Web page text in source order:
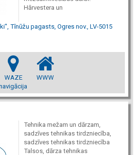
Hārvestera un
Tīnūžu pagasts, Ogres nov., LV-5015
WAZE
WWW
Tehnika mežam un dārzam,
sadzīves tehnikas tirdzniecība,
sadzīves tehnikas tirdzniecība
Talsos, dārza tehnikas